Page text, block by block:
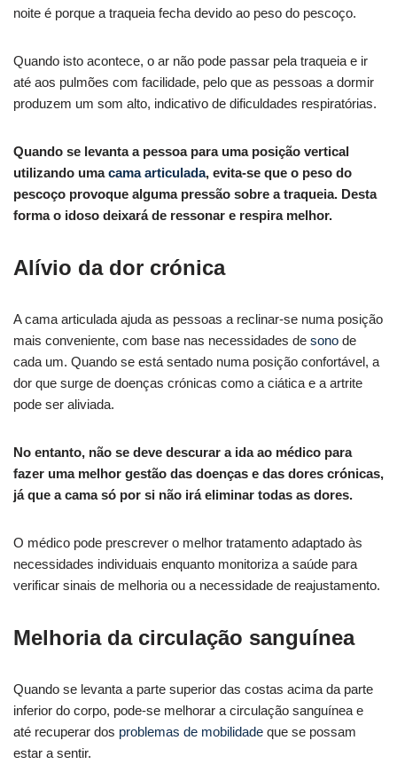
noite é porque a traqueia fecha devido ao peso do pescoço.
Quando isto acontece, o ar não pode passar pela traqueia e ir
até aos pulmões com facilidade, pelo que as pessoas a dormir
produzem um som alto, indicativo de dificuldades respiratórias.
Quando se levanta a pessoa para uma posição vertical
utilizando umacama articulada, evita-se que o peso do
pescoço provoque alguma pressão sobre a traqueia. Desta
forma o idoso deixará de ressonar e respira melhor.
Alívio da dor crónica
A cama articulada ajuda as pessoas a reclinar-se numa posição
mais conveniente, com base nas necessidades de sono de
cada um. Quando se está sentado numa posição confortável, a
dor que surge de doenças crónicas como a ciática e a artrite
pode ser aliviada.
No entanto, não se deve descurar a ida ao médico para
fazer uma melhor gestão das doenças e das dores crónicas,
já que a cama só por si não irá eliminar todas as dores.
O médico pode prescrever o melhor tratamento adaptado às
necessidades individuais enquanto monitoriza a saúde para
verificar sinais de melhoria ou a necessidade de reajustamento.
Melhoria da circulação sanguínea
Quando se levanta a parte superior das costas acima da parte
inferior do corpo, pode-se melhorar a circulação sanguínea e
até recuperar dos problemas de mobilidade que se possam
estar a sentir.